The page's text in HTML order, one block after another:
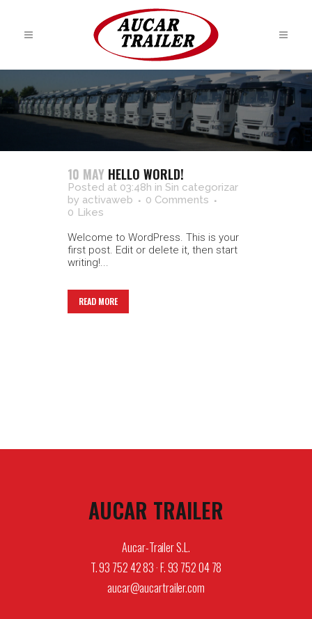
10 MAY HELLO WORLD!
Posted at 03:48h in Sin categorizar
by activaweb
0 Comments
0 Likes
Welcome to WordPress. This is your
first post. Edit or delete it, then start
writing!...
READ MORE
AUCAR TRAILER
Aucar-Trailer S.L.
T. 93 752 42 83 · F. 93 752 04 78
aucar@aucartrailer.com